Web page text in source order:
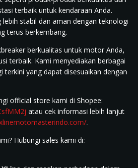
terbaik untuk kendaraan Anda.
stabil dan aman dengan teknologi
terus berkembang.
berkualitas untuk motor Anda,
terbaik. Kami menyediakan berbagai
terkini yang dapat disesuaikan dengan
official store kami di Shopee:
atau cek informasi lebih lanjut
.
Hubungi sales kami di: